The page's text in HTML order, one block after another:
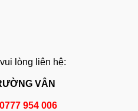
lòng liên hệ:
VÂN
954 006